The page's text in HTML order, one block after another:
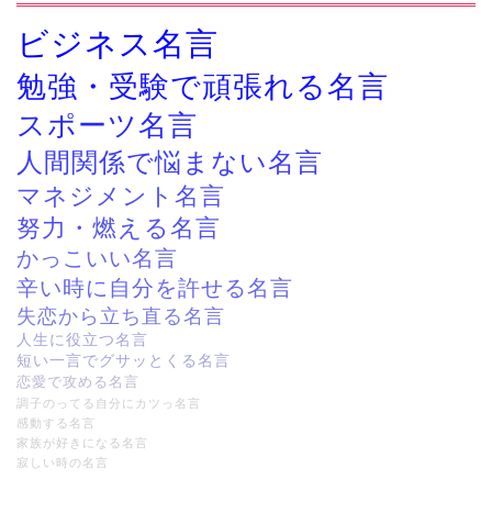
ビジネス名言
勉強・受験で頑張れる名言
スポーツ名言
人間関係で悩まない名言
マネジメント名言
努力・燃える名言
かっこいい名言
辛い時に自分を許せる名言
失恋から立ち直る名言
人生に役立つ名言
短い一言でグサッとくる名言
恋愛で攻める名言
調子のってる自分にカツっ名言
感動する名言
家族が好きになる名言
寂しい時の名言